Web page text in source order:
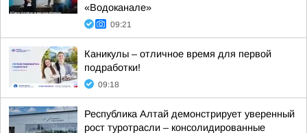
«Водоканале»
09:21
Каникулы – отличное время для первой
подработки!
09:18
Республика Алтай демонстрирует уверенный
рост туротрасли – консолидированные